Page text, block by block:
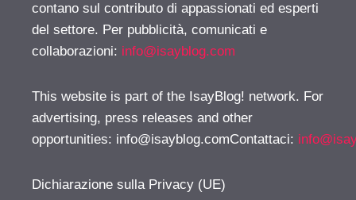
contano sul contributo di appassionati ed esperti
del settore. Per pubblicità, comunicati e
collaborazioni: info@isayblog.com
This website is part of the IsayBlog! network. For
advertising, press releases and other
opportunities: info@isayblog.comContattaci:
Dichiarazione sulla Privacy (UE)